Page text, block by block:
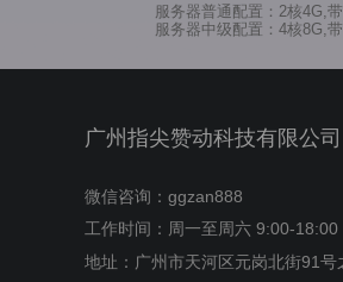
服务器普通配置：2核4G,
服务器中级配置：4核8G,
广州指尖赞动科技有限公司
微信咨询：ggzan888
工作时间：周一至周六 9:00-18:00
地址：广州市天河区元岗北街91号